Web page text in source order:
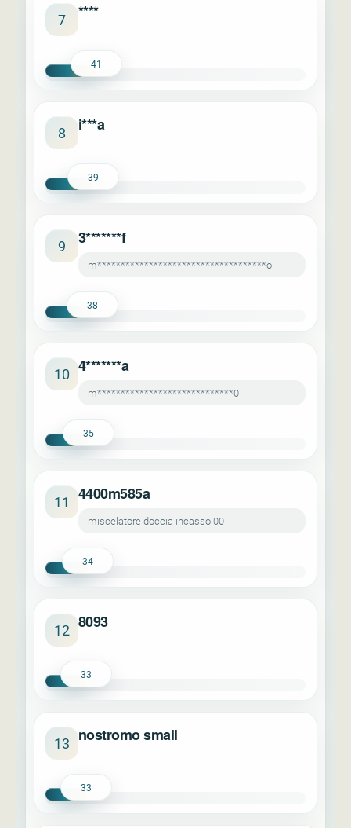
7 ****
41
8 i***a
39
9 3*******f
m************************************o
38
10 4*******a
m*****************************0
35
11 4400m585a
miscelatore doccia incasso 00
34
12 8093
33
13 nostromo small
33